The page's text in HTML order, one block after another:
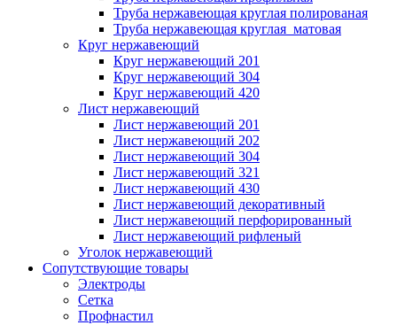
Труба нержавеющая круглая полированая
Труба нержавеющая круглая матовая
Круг нержавеющий
Круг нержавеющий 201
Круг нержавеющий 304
Круг нержавеющий 420
Лист нержавеющий
Лист нержавеющий 201
Лист нержавеющий 202
Лист нержавеющий 304
Лист нержавеющий 321
Лист нержавеющий 430
Лист нержавеющий декоративный
Лист нержавеющий перфорированный
Лист нержавеющий рифленый
Уголок нержавеющий
Cопутствующие товары
Электроды
Сетка
Профнастил